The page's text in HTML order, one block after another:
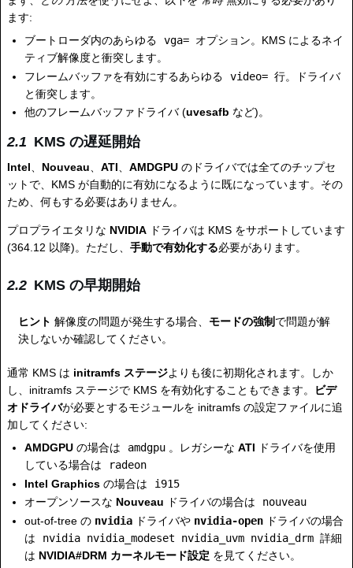
ます:
ブートローダ内のあらゆる
vga= オプション。KMS によるネイ
ティブ解像度と衝突します。
フレームバッファを有効にするあらゆる
video= 行。ドライバ
と衝突します。
他のフレームバッファドライバ (uvesafb など)。
KMS の遅延開始
Intel、 Nouveau、 ATI、 AMDGPU のドライバでは全てのチップセ
ットで、KMS が自動的に有効になるように既になっています。その
ため、何もする必要はありません。
プロプライエタリな NVIDIA ドライバは KMS をサポートしています
(364.12 以降)。ただし、 手動で有効化する必要があります。
KMS の早期開始
ヒント 解像度の問題が発生する場合、 モードの強制 で問題が解
決しないか確認してください。
通常 KMS は initramfs ステージよりも後に初期化されます。しか
し、initramfs ステージで KMS を有効化することもできます。
ビデ
オドライバが必要とするモジュールを initramfs の設定ファイルに追
加してください:
AMDGPU の場合は amdgpu 。レガシーな ATI ドライバを使用
している場合は
radeon
Intel Graphics の場合は
i915
オープンソースな Nouveau ドライバの場合は
nouveau
out-of-tree の nvidia ドライバや nvidia-open ドライバの場合
は
nvidia nvidia_modeset nvidia_uvm nvidia_drm 詳細
は NVIDIA#DRM カーネルモード設定 を見てください。